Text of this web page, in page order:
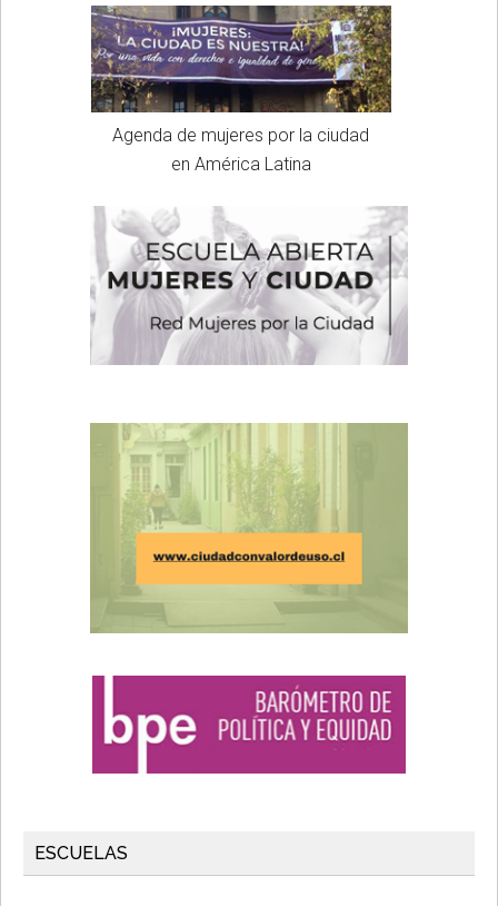
Agenda de mujeres por la ciudad
en América Latina
ESCUELAS